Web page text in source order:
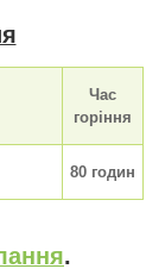
Час
горіння
80 годин
.